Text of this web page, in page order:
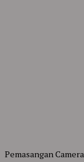
Pemasangan Camera